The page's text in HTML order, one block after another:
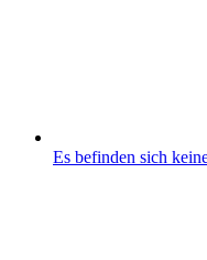
Es befinden sich